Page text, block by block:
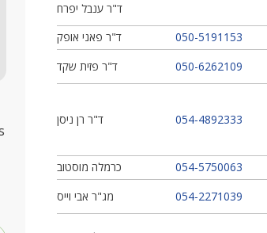
ד"ר ענבל יפרח
ד"ר פאני אופק
050-5191153
ד"ר פזית שקד
050-6262109
ד"ר רן ניסן 054-4892333
כרמלה מוסטוב
054-5750063
מג"ר אבי וייס
054-2271039